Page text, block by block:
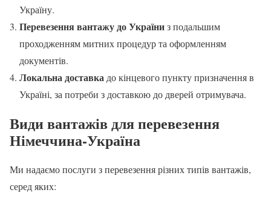
Україну.
Перевезення вантажу до Україниз подальшим
проходженням митних процедур та оформленням
документів.
Локальна доставкадо кінцевого пункту призначення в
Україні, за потреби з доставкою до дверей отримувача.
Види вантажів для перевезення
Німеччина-Україна
Ми надаємо послуги з перевезення різних типів вантажів,
серед яких: